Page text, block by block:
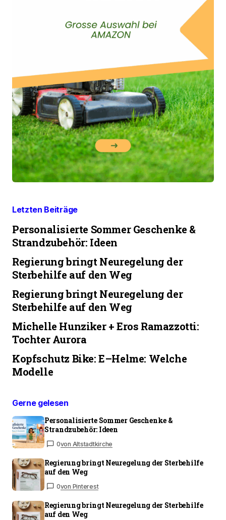
Letzten Beiträge
Personalisierte Sommer Geschenke &
Strandzubehör: Ideen
Regierung bringt Neuregelung der
Sterbehilfe auf den Weg
Regierung bringt Neuregelung der
Sterbehilfe auf den Weg
Michelle Hunziker + Eros Ramazzotti:
Tochter Aurora
Kopfschutz Bike: E–Helme: Welche
Modelle
Gerne gelesen
Personalisierte Sommer Geschenke &
Strandzubehör: Ideen
0von Altstadtkirche
Regierung bringt Neuregelung der Sterbehilfe
auf den Weg
0von Pinterest
Regierung bringt Neuregelung der Sterbehilfe
auf den Weg